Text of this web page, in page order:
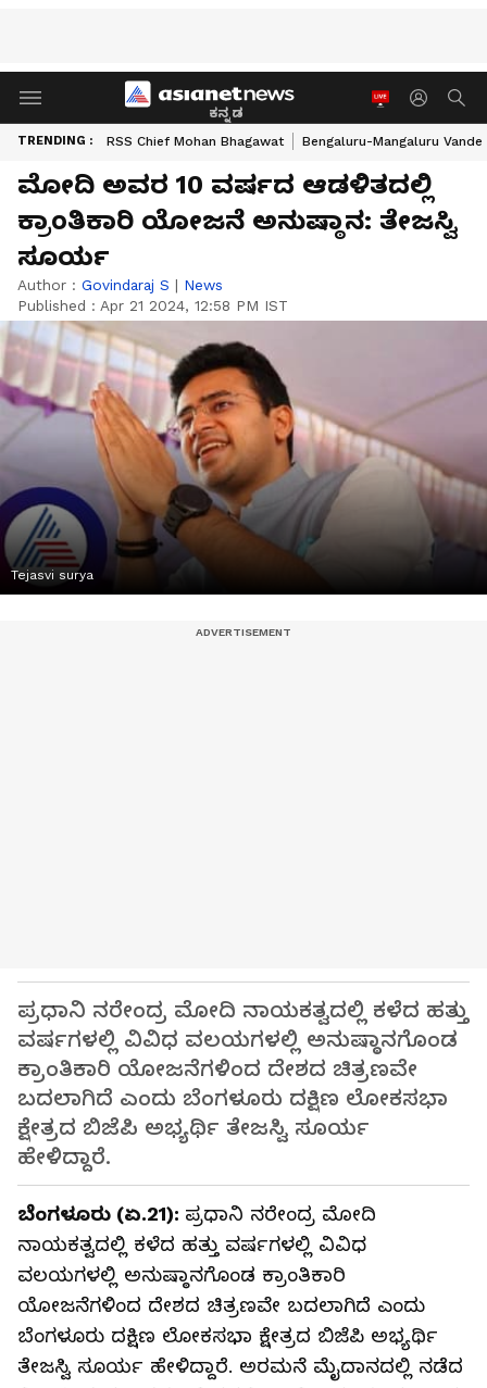
ಕನ್ನಡ
TRENDING : RSS Chief Mohan Bhagawat Bengaluru-Mangaluru
ಮೋದಿ ಅವರ 10 ವರ್ಷದ ಆಡಳಿತದಲ್ಲಿ
ಕ್ರಾಂತಿಕಾರಿ ಯೋಜನೆ ಅನುಷ್ಠಾನ: ತೇಜಸ್ವಿ
ಸೂರ್ಯ
Author : Govindaraj S | News
Published : Apr 21 2024, 12:58 PM IST
Tejasvi surya
ಪ್ರಧಾನಿ ನರೇಂದ್ರ ಮೋದಿ ನಾಯಕತ್ವದಲ್ಲಿ ಕಳೆದ ಹತ್ತು
ವರ್ಷಗಳಲ್ಲಿ ವಿವಿಧ ವಲಯಗಳಲ್ಲಿ ಅನುಷ್ಠಾನಗೊಂಡ
ಕ್ರಾಂತಿಕಾರಿ ಯೋಜನೆಗಳಿಂದ ದೇಶದ ಚಿತ್ರಣವೇ
ಬದಲಾಗಿದೆ ಎಂದು ಬೆಂಗಳೂರು ದಕ್ಷಿಣ ಲೋಕಸಭಾ
ಕ್ಷೇತ್ರದ ಬಿಜೆಪಿ ಅಭ್ಯರ್ಥಿ ತೇಜಸ್ವಿ ಸೂರ್ಯ
ಹೇಳಿದ್ದಾರೆ.
ಬೆಂಗಳೂರು (ಏ.21): ಪ್ರಧಾನಿ ನರೇಂದ್ರ ಮೋದಿ
ನಾಯಕತ್ವದಲ್ಲಿ ಕಳೆದ ಹತ್ತು ವರ್ಷಗಳಲ್ಲಿ ವಿವಿಧ
ವಲಯಗಳಲ್ಲಿ ಅನುಷ್ಠಾನಗೊಂಡ ಕ್ರಾಂತಿಕಾರಿ
ಯೋಜನೆಗಳಿಂದ ದೇಶದ ಚಿತ್ರಣವೇ ಬದಲಾಗಿದೆ ಎಂದು
ಬೆಂಗಳೂರು ದಕ್ಷಿಣ ಲೋಕಸಭಾ ಕ್ಷೇತ್ರದ ಬಿಜೆಪಿ ಅಭ್ಯರ್ಥಿ
ತೇಜಸ್ವಿ ಸೂರ್ಯ ಹೇಳಿದ್ದಾರೆ. ಅರಮನೆ ಮೈದಾನದಲ್ಲಿ ನಡೆದ